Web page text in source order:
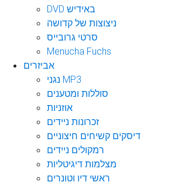
DVD באידיש
ניצוצות של קדושה
סרטי גרובייס
Menucha Fuchs
אביזרים
נגני MP3
סוללות ומטענים
אוזניות
זכרונות ניידים
דיסקים קשיחים חיצוניים
רמקולים ניידים
מצלמות דיגיטליות
ראשי דיו וטונרים